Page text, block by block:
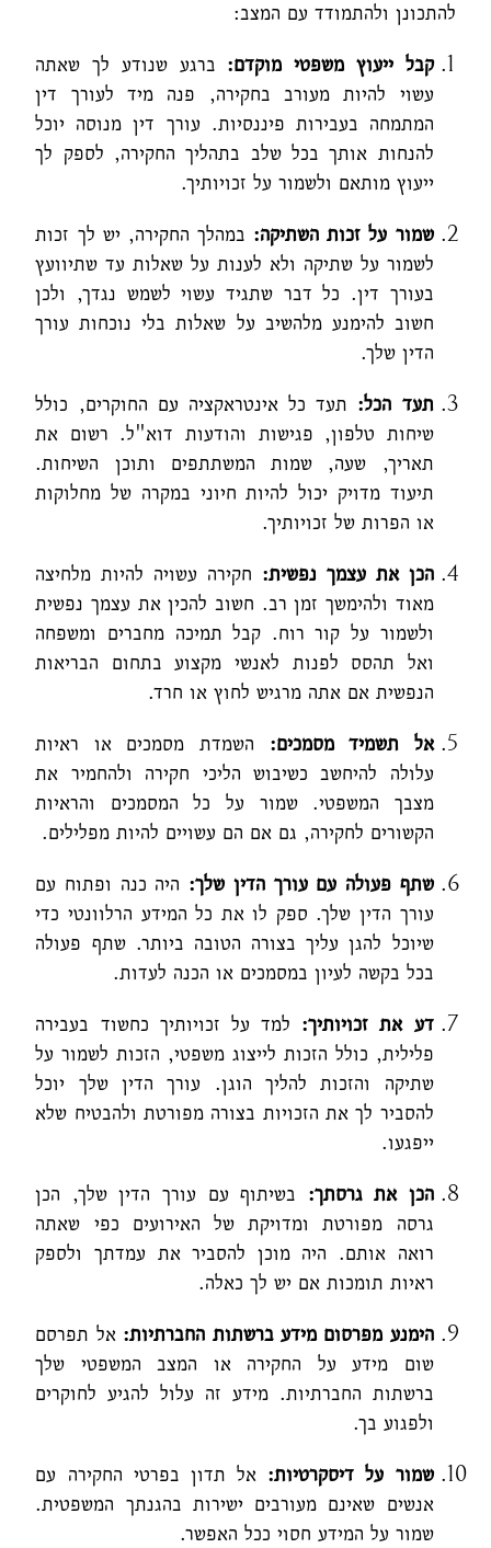
להתכונן ולהתמודד עם המצב:
קבל ייעוץ משפטי מוקדם: ברגע שנודע לך שאתה
עשוי להיות מעורב בחקירה, פנה מיד לעורך דין
המתמחה בעבירות פיננסיות. עורך דין מנוסה יוכל
להנחות אותך בכל שלב בתהליך החקירה, לספק לך
ייעוץ מותאם ולשמור על זכויותיך.
שמור על זכות השתיקה: במהלך החקירה, יש לך זכות
לשמור על שתיקה ולא לענות על שאלות עד שתיוועץ
בעורך דין. כל דבר שתגיד עשוי לשמש נגדך, ולכן
חשוב להימנע מלהשיב על שאלות בלי נוכחות עורך
הדין שלך.
תעד הכל: תעד כל אינטראקציה עם החוקרים, כולל
שיחות טלפון, פגישות והודעות דוא"ל. רשום את
תאריך, שעה, שמות המשתתפים ותוכן השיחות.
תיעוד מדויק יכול להיות חיוני במקרה של מחלוקות
או הפרות של זכויותיך.
הכן את עצמך נפשית: חקירה עשויה להיות מלחיצה
מאוד ולהימשך זמן רב. חשוב להכין את עצמך נפשית
ולשמור על קור רוח. קבל תמיכה מחברים ומשפחה
ואל תהסס לפנות לאנשי מקצוע בתחום הבריאות
הנפשית אם אתה מרגיש לחוץ או חרד.
אל תשמיד מסמכים: השמדת מסמכים או ראיות
עלולה להיחשב כשיבוש הליכי חקירה ולהחמיר את
מצבך המשפטי. שמור על כל המסמכים והראיות
הקשורים לחקירה, גם אם הם עשויים להיות מפלילים.
שתף פעולה עם עורך הדין שלך: היה כנה ופתוח עם
עורך הדין שלך. ספק לו את כל המידע הרלוונטי כדי
שיוכל להגן עליך בצורה הטובה ביותר. שתף פעולה
בכל בקשה לעיון במסמכים או הכנה לעדות.
דע את זכויותיך: למד על זכויותיך כחשוד בעבירה
פלילית, כולל הזכות לייצוג משפטי, הזכות לשמור על
שתיקה והזכות להליך הוגן. עורך הדין שלך יוכל
להסביר לך את הזכויות בצורה מפורטת ולהבטיח שלא
ייפגעו.
הכן את גרסתך: בשיתוף עם עורך הדין שלך, הכן
גרסה מפורטת ומדויקת של האירועים כפי שאתה
רואה אותם. היה מוכן להסביר את עמדתך ולספק
ראיות תומכות אם יש לך כאלה.
הימנע מפרסום מידע ברשתות החברתיות: אל תפרסם
שום מידע על החקירה או המצב המשפטי שלך
ברשתות החברתיות. מידע זה עלול להגיע לחוקרים
ולפגוע בך.
שמור על דיסקרטיות: אל תדון בפרטי החקירה עם
אנשים שאינם מעורבים ישירות בהגנתך המשפטית.
שמור על המידע חסוי ככל האפשר.